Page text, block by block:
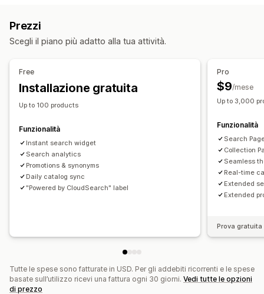
Posizionamento personalizzato
Escludi risultati
Personalizzazione della visualizzazione
Adattivo per dispositivi mobili
Visualizzazione dei filtri
Pagina dei risultati di ricerca In ordine
Editor drag-and-drop
Prezzi
Scegli il piano più adatto alla tua attività.
Free
Installazione gratuita
Up to 100 products
Funzionalità
Instant search widget
Search analytics
Promotions & synonyms
Daily catalog sync
"Powered by CloudSearch" label
Pro
$9/mese
Up to 3,000
Funzionalità
Search
Collection
Seamless
Real-time
Extended
Extended
Prova
Tutte le spese sono fatturate in USD. Per gli addebiti ricorrenti e le spese
basate sull’utilizzo ricevi una fattura ogni 30 giorni. Vedi tutte le opzioni
di prezzo